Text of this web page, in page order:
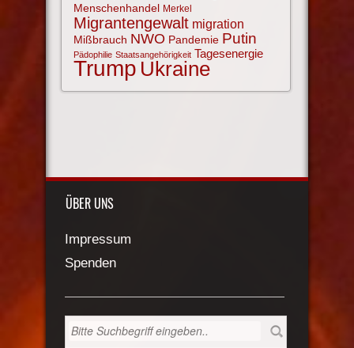
Menschenhandel Merkel
Migrantengewalt migration
Mißbrauch NWO Pandemie Putin
Pädophilie Staatsangehörigkeit Tagesenergie
Trump Ukraine
ÜBER UNS
Impressum
Spenden